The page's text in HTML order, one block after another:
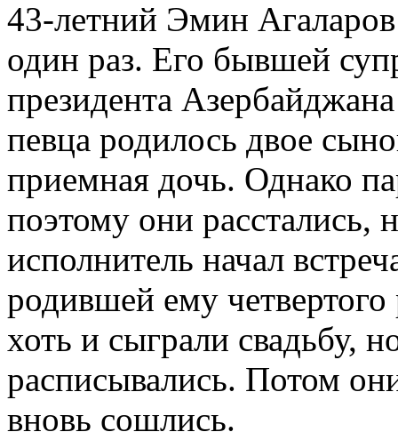
43-летний Эмин
один раз. Его бывшей
президента
певца родилось двое
приемная дочь. Однако
поэтому они расстались,
исполнитель начал
родившей ему
хоть и сыграли свадьбу,
расписывались. Потом
вновь сошлись.